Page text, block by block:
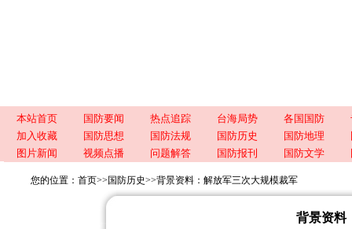
本站首页 国防要闻 热点追踪 台海局势 各国国防
加入收藏
国防思想 国防法规 国防历史 国防地理
图片新闻
视频点播 问题解答 国防报刊 国防文学
您的位置： 首页>> 国防历史>>背景资料：解放军三次大规模裁军
背景资料